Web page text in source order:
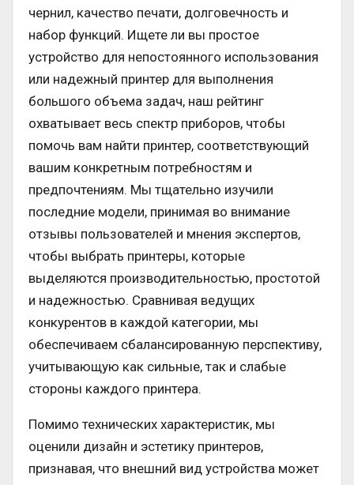
чернил, качество печати, долговечность и
набор функций. Ищете ли вы простое
устройство для непостоянного использования
или надежный принтер для выполнения
большого объема задач, наш рейтинг
охватывает весь спектр приборов, чтобы
помочь вам найти принтер, соответствующий
вашим конкретным потребностям и
предпочтениям. Мы тщательно изучили
последние модели, принимая во внимание
отзывы пользователей и мнения экспертов,
чтобы выбрать принтеры, которые
выделяются производительностью, простотой
и надежностью. Сравнивая ведущих
конкурентов в каждой категории, мы
обеспечиваем сбалансированную перспективу,
учитывающую как сильные, так и слабые
стороны каждого принтера.
Помимо технических характеристик, мы
оценили дизайн и эстетику принтеров,
признавая, что внешний вид устройства может